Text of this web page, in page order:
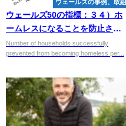
ウェールズの事例、取組
ウェールズ50の指標：３４）ホ
ームレスになることを防止され
た世帯数（10,000世帯あたり）
Number of households successfully
prevented from becoming homeless per...